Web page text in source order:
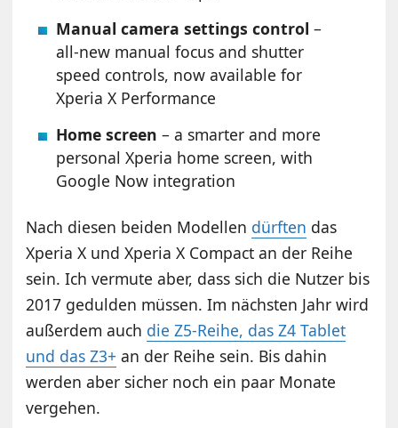
Manual camera settings control –
all-new manual focus and shutter
speed controls, now available for
Xperia X Performance
Home screen – a smarter and more
personal Xperia home screen, with
Google Now integration
Nach diesen beiden Modellen dürften das
Xperia X und Xperia X Compact an der Reihe
sein. Ich vermute aber, dass sich die Nutzer bis
2017 gedulden müssen. Im nächsten Jahr wird
außerdem auch die Z5-Reihe, das Z4 Tablet
und das Z3+ an der Reihe sein. Bis dahin
werden aber sicher noch ein paar Monate
vergehen.